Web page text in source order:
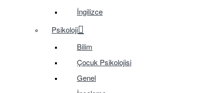
İngilizce
Psikoloji
Bilim
Çocuk Psikolojisi
Genel